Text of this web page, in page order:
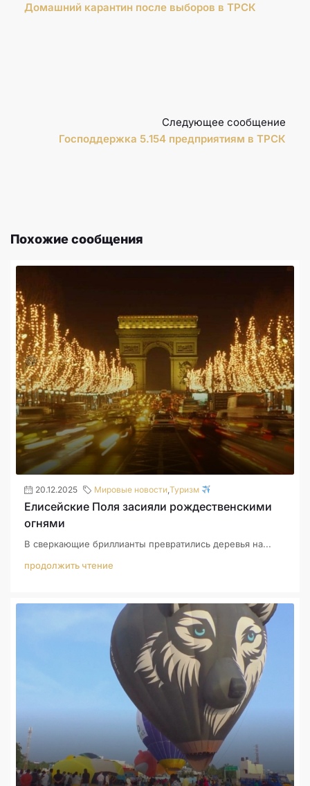
Домашний карантин после выборов в ТРСК
Следующее сообщение
Господдержка 5.154 предприятиям в ТРСК
Похожие сообщения
20.12.2025 Мировые новости Туризм
Елисейские Поля засияли рождественскими
огнями
В сверкающие бриллианты превратились деревья на...
продолжить чтение